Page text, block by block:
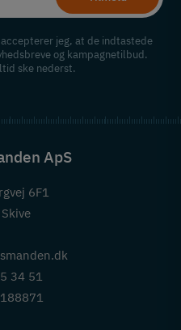
jeg, at de indtastede
og kampagnetilbud.
ske nederst.
ApS
6F1
34 51